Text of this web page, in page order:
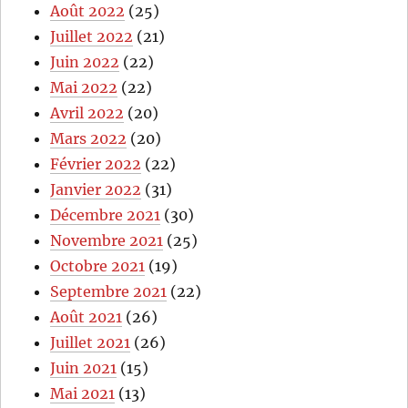
Août 2022 (25)
Juillet 2022 (21)
Juin 2022 (22)
Mai 2022 (22)
Avril 2022 (20)
Mars 2022 (20)
Février 2022 (22)
Janvier 2022 (31)
Décembre 2021 (30)
Novembre 2021 (25)
Octobre 2021 (19)
Septembre 2021 (22)
Août 2021 (26)
Juillet 2021 (26)
Juin 2021 (15)
Mai 2021 (13)